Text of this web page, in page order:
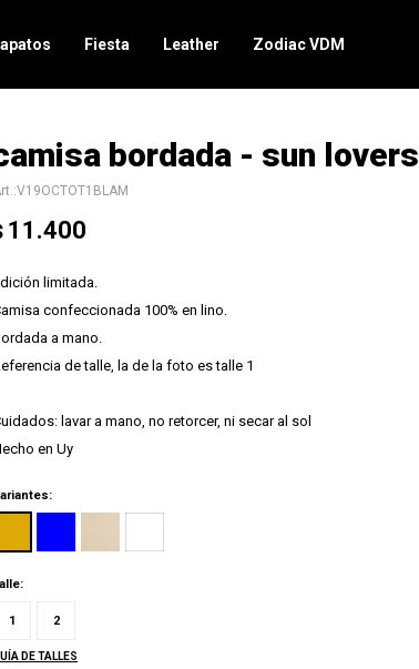
Fiesta Leather Zodiac VDM
bordada - sun lovers
V19OCTOT1BLAM
11.400
limitada.
confeccionada 100% en lino.
a mano.
de talle, la de la foto es talle 1
lavar a mano, no retorcer, ni secar al sol
en Uy
1 2
DE TALLES